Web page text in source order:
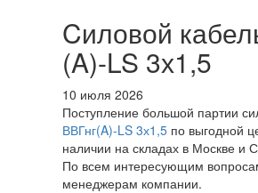
Cиловой
(A)-LS 3х1,5
10 июля 2026
Поступление большой партии
ВВГнг(A)-LS 3х1,5 по выгодной
наличии на складах в Москве и
По всем интересующим
менеджерам компании.